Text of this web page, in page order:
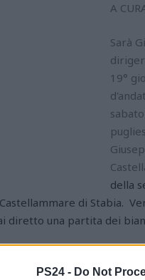
PS24 - Do Not
A
Sarà
19°
della
di Stabia.
diretto una partita dei